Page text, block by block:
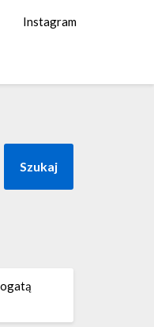
Instagram
Szukaj